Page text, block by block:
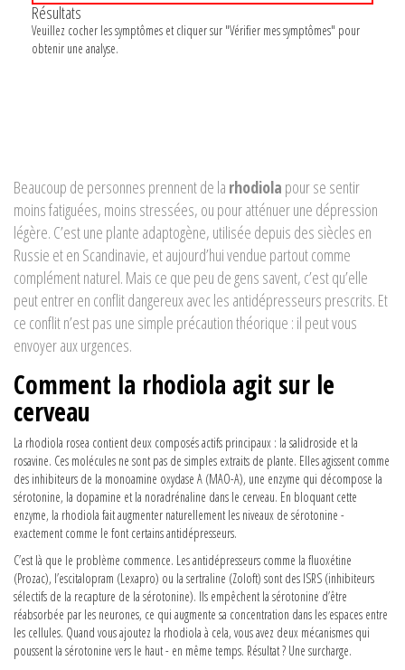
Résultats
Veuillez cocher les symptômes et cliquer sur "Vérifier mes symptômes" pour
obtenir une analyse.
Beaucoup de personnes prennent de la rhodiola pour se sentir
moins fatiguées, moins stressées, ou pour atténuer une dépression
légère. C’est une plante adaptogène, utilisée depuis des siècles en
Russie et en Scandinavie, et aujourd’hui vendue partout comme
complément naturel. Mais ce que peu de gens savent, c’est qu’elle
peut entrer en conflit dangereux avec les antidépresseurs prescrits. Et
ce conflit n’est pas une simple précaution théorique : il peut vous
envoyer aux urgences.
Comment la rhodiola agit sur le
cerveau
La rhodiola rosea contient deux composés actifs principaux : la salidroside et la
rosavine. Ces molécules ne sont pas de simples extraits de plante. Elles agissent comme
des inhibiteurs de la monoamine oxydase A (MAO-A), une enzyme qui décompose la
sérotonine, la dopamine et la noradrénaline dans le cerveau. En bloquant cette
enzyme, la rhodiola fait augmenter naturellement les niveaux de sérotonine -
exactement comme le font certains antidépresseurs.
C’est là que le problème commence. Les antidépresseurs comme la fluoxétine
(Prozac), l’escitalopram (Lexapro) ou la sertraline (Zoloft) sont des ISRS (inhibiteurs
sélectifs de la recapture de la sérotonine). Ils empêchent la sérotonine d’être
réabsorbée par les neurones, ce qui augmente sa concentration dans les espaces entre
les cellules. Quand vous ajoutez la rhodiola à cela, vous avez deux mécanismes qui
poussent la sérotonine vers le haut - en même temps. Résultat ? Une surcharge.